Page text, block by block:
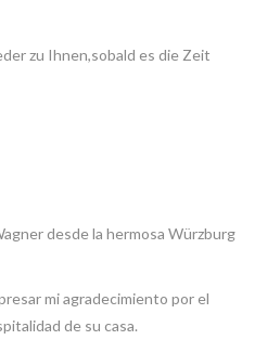
zu Ihnen,sobald es die Zeit
desde la hermosa Würzburg
mi agradecimiento por el
de su casa.